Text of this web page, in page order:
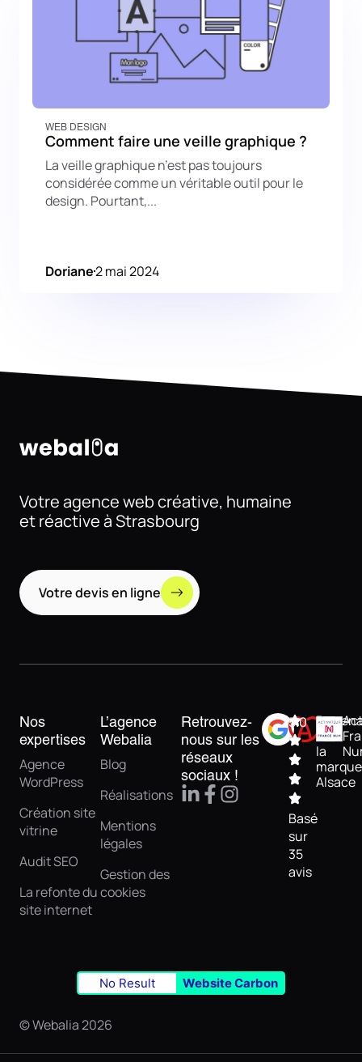
WEB DESIGN
Comment faire une veille graphique ?
La veille graphique n’est pas toujours
considérée comme un véritable outil pour le
design. Pourtant,...
Doriane2 mai 2024
Votre agence web créative, humaine
et réactive à Strasbourg
Votre devis en ligne
Nos
expertises
Agence
WordPress
Création site
vitrine
Audit SEO
La refonte du
site internet
L’agence
Webalia
Blog
Réalisations
Mentions
légales
Gestion des
cookies
Retrouvez-
nous sur les
réseaux
sociaux !
5.0
Basé
sur
35
avis
de
la
marque
Alsace
No Result Website Carbon
© Webalia 2026